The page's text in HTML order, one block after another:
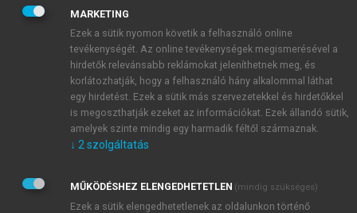
JELSZÓ
JELSZÓ ÚJRA
Kérek értesítést a MeRSZ újdonságairól, akcióiról.
Kérek értesítést az Akadémiai Kiadó Zrt. újdonságairól,
Adatkezelési tájékoztatóbanfoglaltakat tudomásul
veszem és elfogadom.
MARKETING
Ezek a sütik nyomon követik a felhasználó online
tevékenységét. Az online tevékenységek megismerésével a
hirdetők relevánsabb reklámokat jeleníthetnek meg, és
korlátozhatják, hogy a felhasználó hány alkalommal láthat
egy hirdetést. Ezek a sütik más szervezetekkel és hirdetőkkel
is megoszthatják ezeket az információkat. Ezek állandó sütik,
amelyek szinte mindig egy harmadik féltől származnak.
↓ 2 szolgáltatás
MŰKÖDÉSHEZ ELENGEDHETETLEN (mindig szükséges)
Ezek a sütik elengedhetetlenek az oldalunkon történő